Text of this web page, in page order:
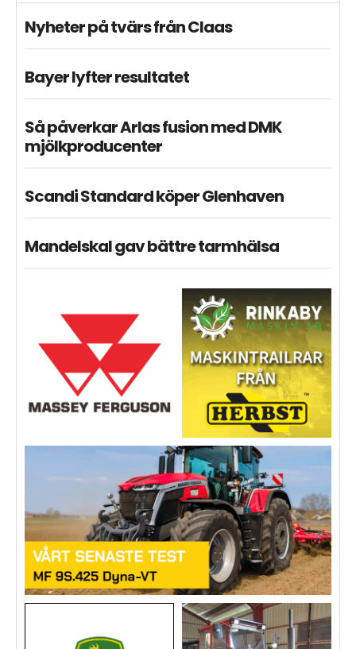
Nyheter på tvärs från Claas
Bayer lyfter resultatet
Så påverkar Arlas fusion med DMK
mjölkproducenter
Scandi Standard köper Glenhaven
Mandelskal gav bättre tarmhälsa